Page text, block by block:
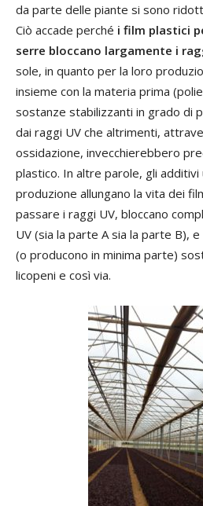
da parte delle piante si sono
Ciò accade perché i film plastici
serre bloccano largamente i
sole, in quanto per la loro
insieme con la materia prima
sostanze stabilizzanti in grado di
dai raggi UV che altrimenti,
ossidazione, invecchierebbero
plastico. In altre parole, gli
produzione allungano la vita dei
passare i raggi UV, bloccano
UV (sia la parte A sia la parte B),
(o producono in minima parte)
licopeni e così via.